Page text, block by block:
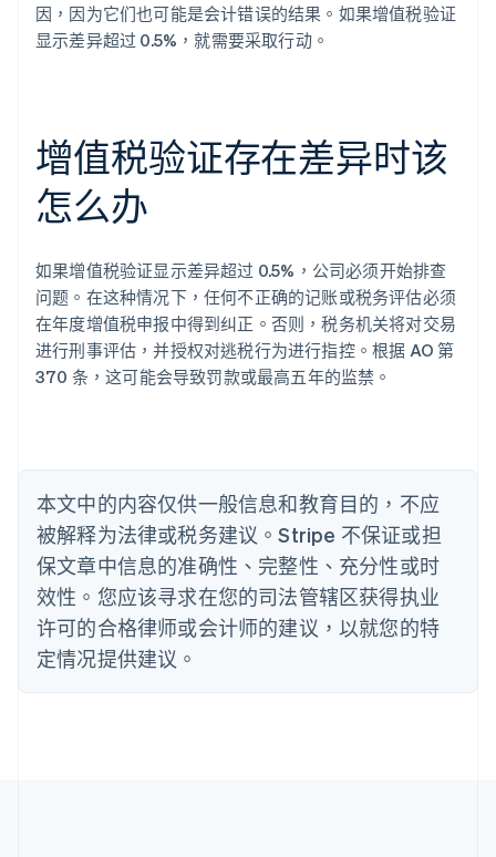
因，因为它们也可能是会计错误的结果。如果增值税验证
显示差异超过 0.5%，就需要采取行动。
增值税验证存在差异时该
怎么办
如果增值税验证显示差异超过 0.5%，公司必须开始排查
问题。在这种情况下，任何不正确的记账或税务评估必须
在年度增值税申报中得到纠正。否则，税务机关将对交易
进行刑事评估，并授权对逃税行为进行指控。根据 AO 第
370 条，这可能会导致罚款或最高五年的监禁。
本文中的内容仅供一般信息和教育目的，不应
被解释为法律或税务建议。Stripe 不保证或担
保文章中信息的准确性、完整性、充分性或时
效性。您应该寻求在您的司法管辖区获得执业
许可的合格律师或会计师的建议，以就您的特
定情况提供建议。
阿联酋
English
爱尔兰
English
English
奥地利
Deutsch English
澳大利亚
English
巴西
比利时
波兰
English
丹麦
English
德国
DeutschEnglish
法国
FrançaisEnglish
芬兰